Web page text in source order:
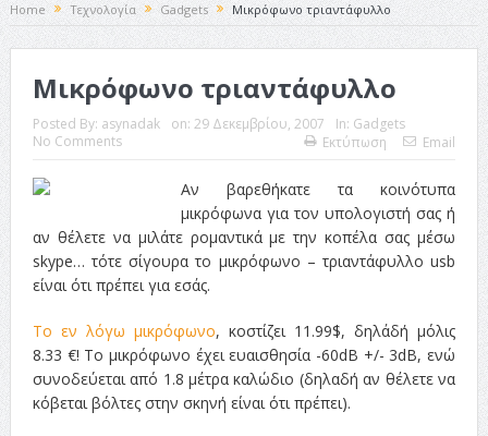
Home Τεχνολογία Gadgets Μικρόφωνο τριαντάφυλλο
Μικρόφωνο τριαντάφυλλο
Posted By: asynadak on: 29 Δεκεμβρίου, 2007 In: Gadgets
No Comments
Εκτύπωση Email
Αν βαρεθήκατε τα κοινότυπα
μικρόφωνα για τον υπολογιστή σας ή
αν θέλετε να μιλάτε ρομαντικά με την κοπέλα σας μέσω
skype… τότε σίγουρα το μικρόφωνο – τριαντάφυλλο usb
είναι ότι πρέπει για εσάς.
Το εν λόγω μικρόφωνο, κοστίζει 11.99$, δηλάδή μόλις
8.33 €! Το μικρόφωνο έχει ευαισθησία -60dB +/- 3dB, ενώ
συνοδεύεται από 1.8 μέτρα καλώδιο (δηλαδή αν θέλετε να
κόβεται βόλτες στην σκηνή είναι ότι πρέπει).